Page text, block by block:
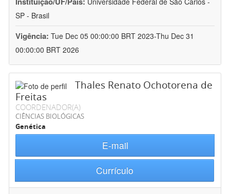
SP - Brasil
Vigência: Tue Dec 05 00:00:00 BRT 2023-Thu Dec 31
00:00:00 BRT 2026
Thales Renato Ochotorena de
Freitas
COORDENADOR(A)
CIÊNCIAS BIOLÓGICAS
Genética
E-mail
Currículo